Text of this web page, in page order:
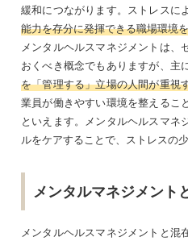
緩和につながります。ストレスに
能力を存分に発揮できる職場環境
メンタルヘルスマネジメントは、
おくべき概念でもありますが、主
を「管理する」立場の人間が重視
業員が働きやすい環境を整えるこ
といえます。メンタルヘルスマネ
ルをケアすることで、ストレスの
メンタルマネジメント
メンタルヘルスマネジメントと混